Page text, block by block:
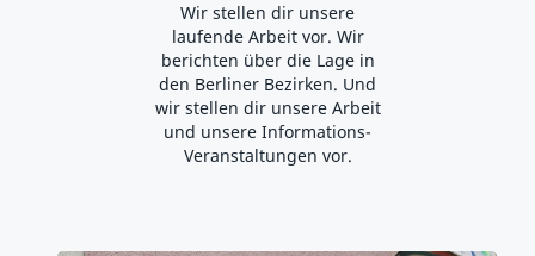
Wir stellen dir unsere
laufende Arbeit vor. Wir
berichten über die Lage in
den Berliner Bezirken. Und
wir stellen dir unsere Arbeit
und unsere Informations-
Veranstaltungen vor.